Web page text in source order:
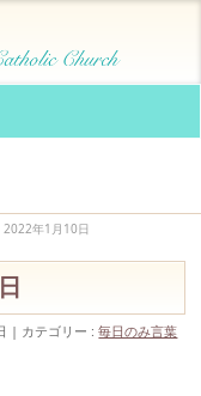
2022年1月10日
日
カテゴリー :毎日のみ言葉